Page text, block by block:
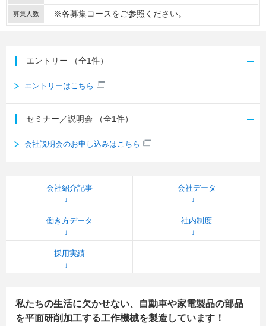
募集人数 ※各募集コースをご参照ください。
エントリー （全1件）
エントリーはこちら
セミナー／説明会 （全1件）
会社説明会のお申し込みはこちら
会社紹介記事 会社データ
働き方データ 社内制度
採用実績
私たちの生活に欠かせない、自動車や家電製品の部品
を平面研削加工する工作機械を製造しています！